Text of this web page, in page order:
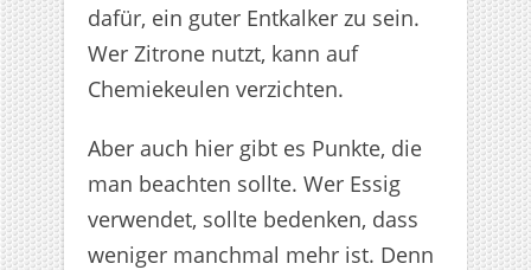
dafür, ein guter Entkalker zu sein.
Wer Zitrone nutzt, kann auf
Chemiekeulen verzichten.
Aber auch hier gibt es Punkte, die
man beachten sollte. Wer Essig
verwendet, sollte bedenken, dass
weniger manchmal mehr ist. Denn